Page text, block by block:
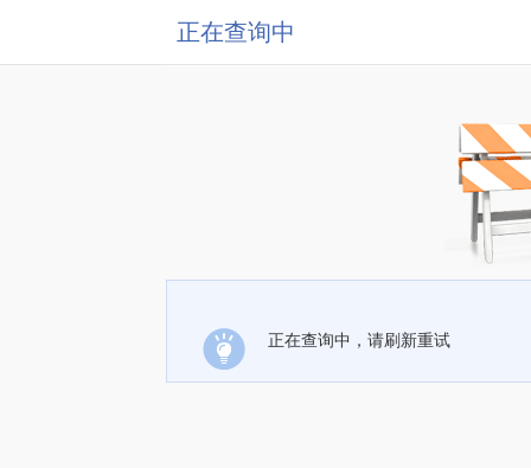
正在查询中
正在查询中，请刷新重试